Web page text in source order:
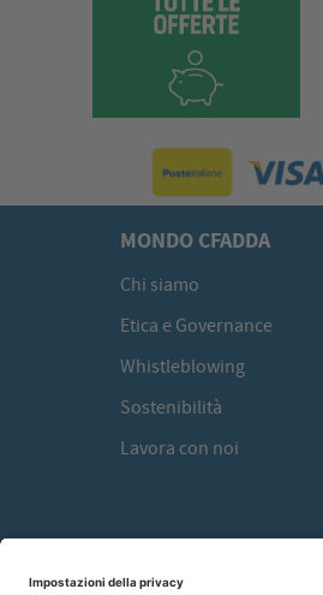
MONDO CFADDA
Chi siamo
Etica e Governance
Whistleblowing
Sostenibilità
Lavora con noi